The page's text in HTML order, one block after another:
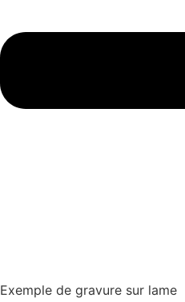
Exemple de gravure sur lame